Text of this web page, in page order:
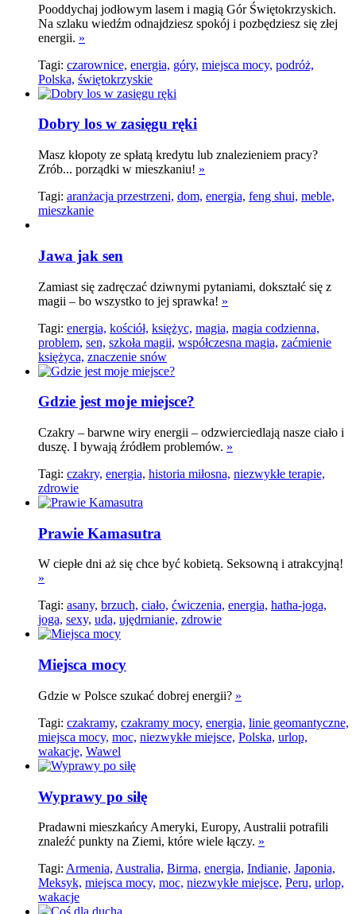
Pooddychaj jodłowym lasem i magią Gór Świętokrzyskich.
Na szlaku wiedźm odnajdziesz spokój i pozbędziesz się złej
energii. »
Tagi: czarownice, energia, góry, miejsca mocy, podróż,
Polska, świętokrzyskie
Dobry los w zasięgu ręki
Masz kłopoty ze spłatą kredytu lub znalezieniem pracy?
Zrób... porządki w mieszkaniu! »
Tagi: aranżacja przestrzeni, dom, energia, feng shui, meble,
mieszkanie
Jawa jak sen
Zamiast się zadręczać dziwnymi pytaniami, dokształć się z
magii – bo wszystko to jej sprawka! »
Tagi: energia, kościół, księżyc, magia, magia codzienna,
problem, sen, szkoła magii, współczesna magia, zaćmienie
księżyca, znaczenie snów
Gdzie jest moje miejsce?
Czakry – barwne wiry energii – odzwierciedlają nasze ciało i
duszę. I bywają źródłem problemów. »
Tagi: czakry, energia, historia miłosna, niezwykłe terapie,
zdrowie
Prawie Kamasutra
W ciepłe dni aż się chce być kobietą. Seksowną i atrakcyjną!
»
Tagi: asany, brzuch, ciało, ćwiczenia, energia, hatha-joga,
joga, sexy, uda, ujędrnianie, zdrowie
Miejsca mocy
Gdzie w Polsce szukać dobrej energii? »
Tagi: czakramy, czakramy mocy, energia, linie geomantyczne,
miejsca mocy, moc, niezwykłe miejsce, Polska, urlop,
wakacje, Wawel
Wyprawy po siłę
Pradawni mieszkańcy Ameryki, Europy, Australii potrafili
znaleźć punkty na Ziemi, które wiele łączy. »
Tagi: Armenia, Australia, Birma, energia, Indianie, Japonia,
Meksyk, miejsca mocy, moc, niezwykłe miejsce, Peru, urlop,
wakacje